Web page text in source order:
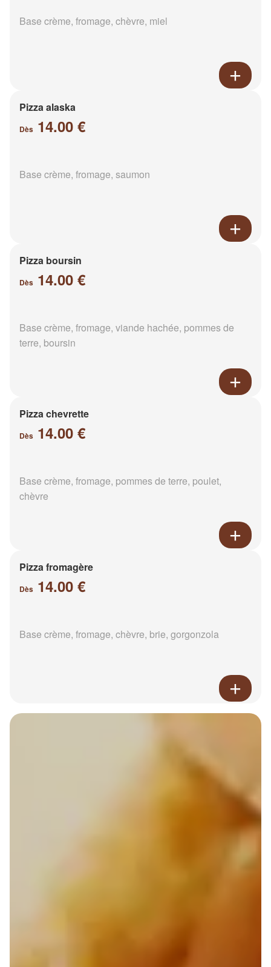
Base crème, fromage, chèvre, miel
Pizza alaska
Dès 14.00 €
Base crème, fromage, saumon
Pizza boursin
Dès 14.00 €
Base crème, fromage, viande hachée, pommes de
terre, boursin
Pizza chevrette
Dès 14.00 €
Base crème, fromage, pommes de terre, poulet,
chèvre
Pizza fromagère
Dès 14.00 €
Base crème, fromage, chèvre, brie, gorgonzola